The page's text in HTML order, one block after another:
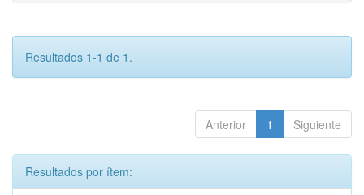
Resultados 1-1 de 1.
Anterior 1 Siguiente
Resultados por ítem: